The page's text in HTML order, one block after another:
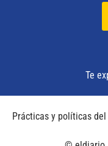
Te
Prácticas y políticas